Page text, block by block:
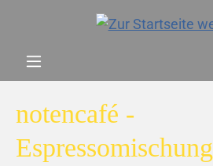
notencafé -
Espressomischung